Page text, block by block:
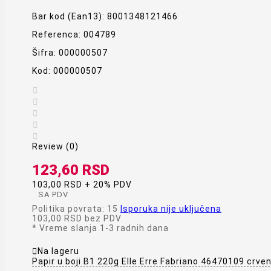
Bar kod (Ean13): 8001348121466
Referenca: 004789
Šifra: 000000507
Kod: 000000507





Review (0)
123,60 RSD
103,00 RSD + 20% PDV
SA PDV
Politika povrata: 15
Isporuka nije uključena
103,00 RSD bez PDV
* Vreme slanja 1-3 radnih dana
 Na lageru
Papir u boji B1 220g Elle Erre Fabriano 46470109